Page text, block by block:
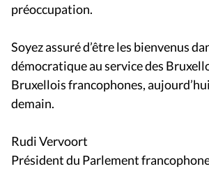
préoccupation.
Soyez assuré d’être les bienvenus
démocratique au service des
Bruxellois francophones,
demain.
Rudi Vervoort
Président du Parlement